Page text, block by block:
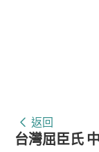
返回
台灣屈臣氏